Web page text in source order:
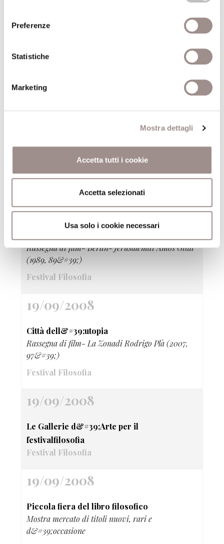
Preferenze
Statistiche
Marketing
Mostra dettagli
Accetta tutti i cookie
Accetta selezionati
Usa solo i cookie necessari
Mostra fotografica e Videoinstallazione
Festival Filosofia
19/09/2008
Rassegna di film- Berlin-Jerusalemdi Amos Gitai
(1989, 89&#39;)
Festival Filosofia
19/09/2008
Città dell&#39;utopia
Rassegna di film- La Zonadi Rodrigo Plà (2007,
97&#39;)
Festival Filosofia
19/09/2008
Le Gallerie d&#39;Arte per il
festivalfilosofia
Festival Filosofia
19/09/2008
Piccola fiera del libro filosofico
Mostra mercato di titoli nuovi, rari e
d&#39;occasione